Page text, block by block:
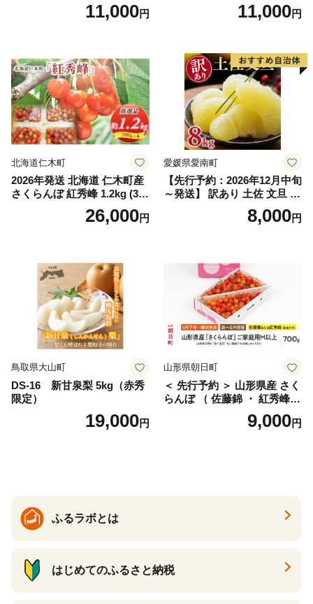
（2房～3房）※沖縄・離島配
笛吹市 山梨県 フルーツ 果物
ぶどう 葡萄 大粒 シャインマ
スカット おすすめ シャイン
マスカット 贈答 ギフト 産地
笛吹市 シャインマスカット
笛吹 葡萄 国産 ぶどう 人気
国産 1.2kg 先行｜
11,000円 11,000円
北海道仁木町
2026年発送 北海道 仁木町産
さくらんぼ 紅秀峰 1.2kg (300
g×4パック) Lサイズ以上 旬
桜桃 産地直送 サクランボ チ
26,000円
愛媛県愛南町
【先行予約：2026年12月中旬
～発送】 訳あり 土佐 文旦 8k
g (Mサイズ以上サイズミック
ス) 8000円 わけあり ぶんた
産 農家直送 期間限定 特産品
サイズミックス くらもとフ
ァーム 愛南町 愛媛県
8,000円
鳥取県大山町
DS-16 新甘泉梨 5kg（赤秀
限定）
19,000円
山形県朝日町
＜ 先行予約 ＞ 山形県産 さく
らんぼ （ 佐藤錦 ・ 紅秀峰
） ご家庭用 M以上 700g 【20
26年6月下旬から7月上旬発
9,000円
ふるラボとは
はじめてのふるさと納税